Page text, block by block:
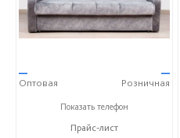
—
Оптовая
—
Розничная
+7 (937) 423-36-37
Показать телефон
Прайс-лист